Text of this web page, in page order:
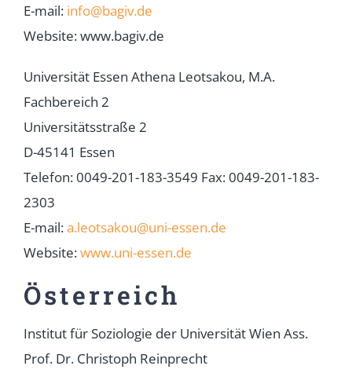
E-mail: info@bagiv.de
Website: www.bagiv.de
Universität Essen Athena Leotsakou, M.A.
Fachbereich 2
Universitätsstraße 2
D-45141 Essen
Telefon: 0049-201-183-3549 Fax: 0049-201-183-
2303
E-mail:a.leotsakou@uni-essen.de
Website:www.uni-essen.de
Österreich
Institut für Soziologie der Universität Wien Ass.
Prof. Dr. Christoph Reinprecht